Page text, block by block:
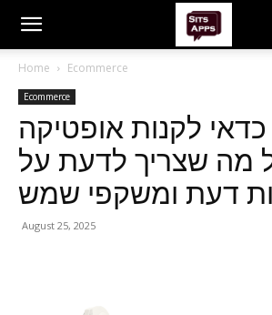
Home Ecommerce
Ecommerce
לקנות אופטיקה
כל מה שצריך לדעת על
דעת ומשקפי שמש
August 25, 2025